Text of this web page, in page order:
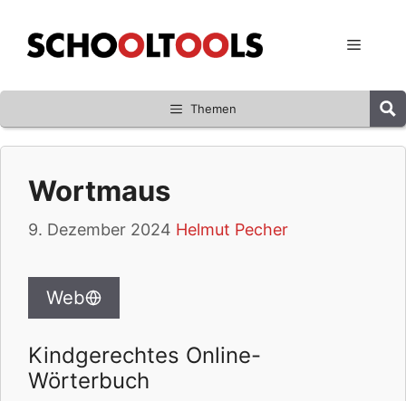
Inhalt
springen
Menü
Themen
Wortmaus
9. Dezember 2024 Helmut Pecher
Web
Kindgerechtes Online-
Wörterbuch